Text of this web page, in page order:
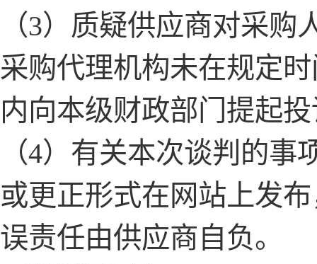
（3）质疑供应商对采购
采购代理机构未在规定
内向本级财政部门提起
（4）有关本次谈判的事
或更正形式在网站上发
误责任由供应商自负。